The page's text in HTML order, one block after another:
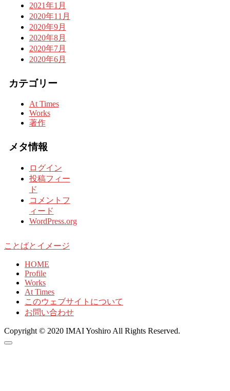
2021年1月
2020年11月
2020年9月
2020年8月
2020年7月
2020年6月
カテゴリー
At Times
Works
著作
メタ情報
ログイン
投稿フィー
ド
コメントフ
ィード
WordPress.org
ことばとイメージ
HOME
Profile
Works
At Times
このウェブサイトについて
お問い合わせ
Copyright © 2020 IMAI Yoshiro All Rights Reserved.